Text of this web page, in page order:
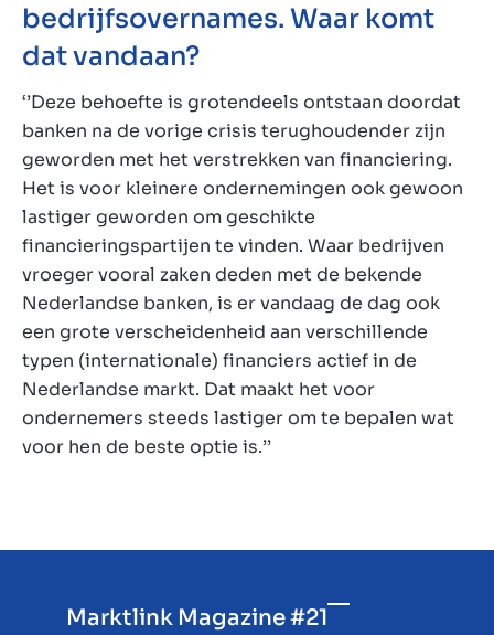
bedrijfsovernames. Waar komt
dat vandaan?
‘’Deze behoefte is grotendeels ontstaan doordat
banken na de vorige crisis terughoudender zijn
geworden met het verstrekken van financiering.
Het is voor kleinere ondernemingen ook gewoon
lastiger geworden om geschikte
financieringspartijen te vinden. Waar bedrijven
vroeger vooral zaken deden met de bekende
Nederlandse banken, is er vandaag de dag ook
een grote verscheidenheid aan verschillende
typen (internationale) financiers actief in de
Nederlandse markt. Dat maakt het voor
ondernemers steeds lastiger om te bepalen wat
voor hen de beste optie is.’’
Marktlink Magazine #21